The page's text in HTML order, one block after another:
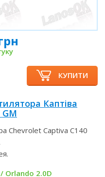
КУПИТИ
Каптіва
Chevrolet Captiva C140
Orlando 2.0D